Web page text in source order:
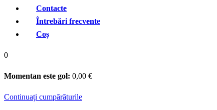
Contacte
Întrebări frecvente
Coș
0
Momentan este gol: 0,00 €
Continuați cumpărăturile